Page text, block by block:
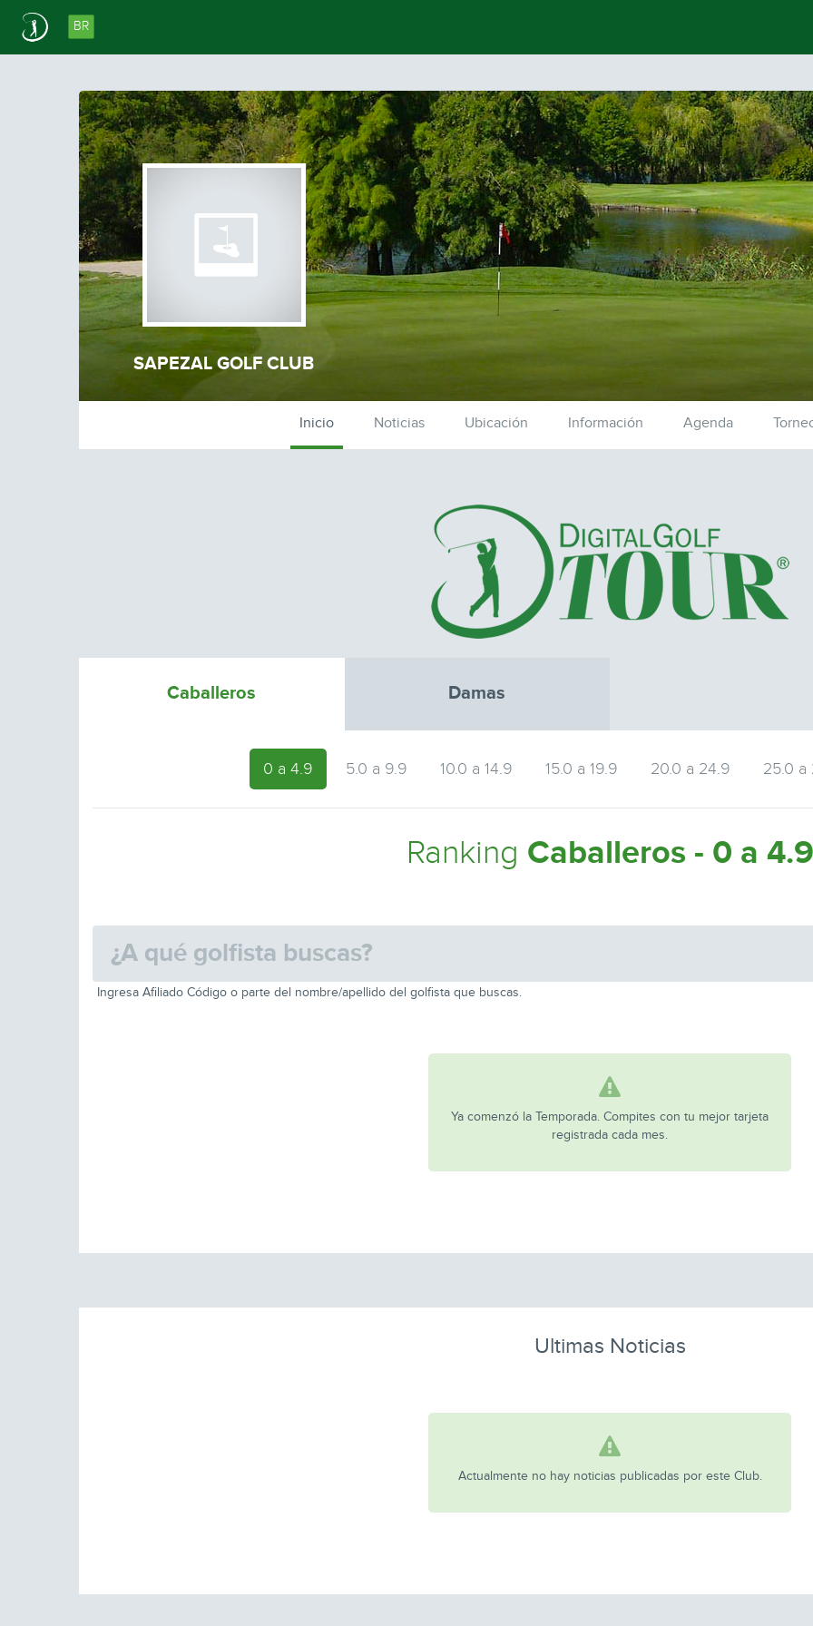
BR
SAPEZAL GOLF CLUB
Inicio Noticias Ubicación Información Agenda
Caballeros Damas
0 a 4.9 5.0 a 9.9 10.0 a 14.9 15.0 a 19.9 20.0 a 24.9 25.0 a
Ranking Caballeros - 0 a 4.9
Ingresa Afiliado Código o parte del nombre/apellido del golfista que buscas.
Ya comenzó la Temporada. Compites con tu mejor tarjeta
registrada cada mes.
Ultimas Noticias
Actualmente no hay noticias publicadas por este Club.